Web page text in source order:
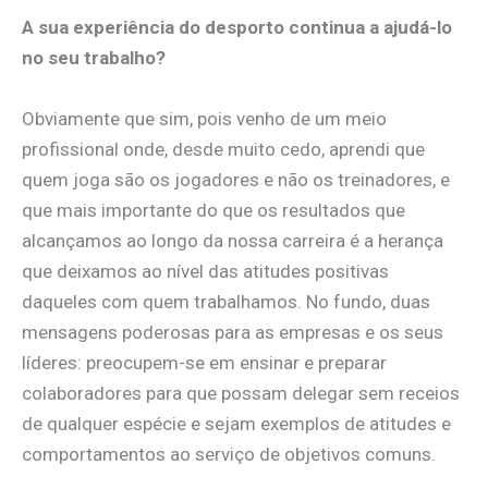
A sua experiência do desporto continua a ajudá-lo
no seu trabalho?
Obviamente que sim, pois venho de um meio
profissional onde, desde muito cedo, aprendi que
quem joga são os jogadores e não os treinadores, e
que mais importante do que os resultados que
alcançamos ao longo da nossa carreira é a herança
que deixamos ao nível das atitudes positivas
daqueles com quem trabalhamos. No fundo, duas
mensagens poderosas para as empresas e os seus
líderes: preocupem-se em ensinar e preparar
colaboradores para que possam delegar sem receios
de qualquer espécie e sejam exemplos de atitudes e
comportamentos ao serviço de objetivos comuns.